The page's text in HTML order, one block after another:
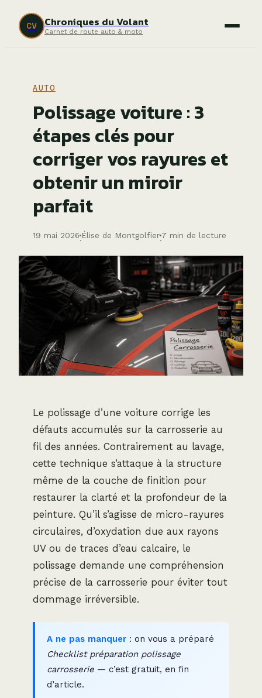
CV Chroniques du Volant
Carnet de route auto & moto
AUTO
Polissage voiture : 3
étapes clés pour
corriger vos rayures et
obtenir un miroir
parfait
19 mai 2026
·
Élise de Montgolfier
·
7 min de lecture
Le polissage d’une voiture corrige les
défauts accumulés sur la carrosserie au
fil des années. Contrairement au lavage,
cette technique s’attaque à la structure
même de la couche de finition pour
restaurer la clarté et la profondeur de la
peinture. Qu’il s’agisse de micro-rayures
circulaires, d’oxydation due aux rayons
UV ou de traces d’eau calcaire, le
polissage demande une compréhension
précise de la carrosserie pour éviter tout
dommage irréversible.
A ne pas manquer : on vous a préparé
Checklist préparation polissage
carrosserie — c’est gratuit, en fin
d’article.